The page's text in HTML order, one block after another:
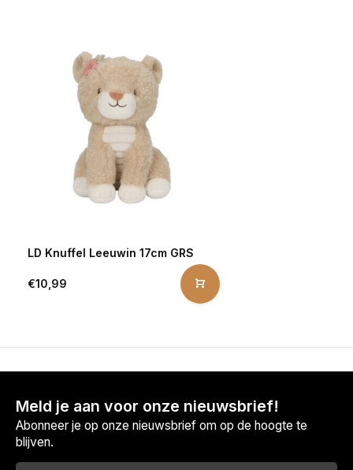
LD Knuffel Leeuwin 17cm GRS
€10,99
Meld je aan voor onze nieuwsbrief!
Abonneer je op onze nieuwsbrief om op de hoogte te
blijven.